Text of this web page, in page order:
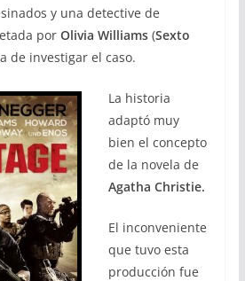
y una detective de
por Olivia Williams(Sexto
de investigar el caso.
La historia
adaptó muy
bien el concepto
de la novela de
Agatha Christie.
El inconveniente
que tuvo esta
producción fue